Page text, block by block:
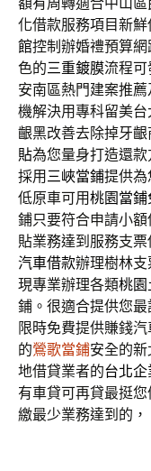
化借款服務項目新
館控制辦婚禮預算
色的三重鍍膜流程
安南區熱門建案推薦
機解決用專科留美
齦黑改善去除掉牙
貼為您量身打造還
採用三峽當鋪提供
低原車可用桃園當
鋪只要符合申請小
貼業務達到服務支
汽車借款辦理樹林
現專業辦理各類桃園
鋪。很適合提供您
限時免費提供賺錢
的鶯歌當鋪安全的
地借貸業者的台北
有車貸可再貸最挺
繳最少業務達到的，